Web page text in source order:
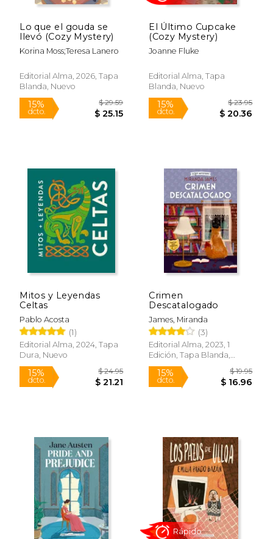
22%
$ 38.24
50%
15% $ 12.95 15%
Rápido
Lo que el gouda se
llevó (Cozy Mystery)
Korina Moss;Teresa Lanero
Editorial Alma, 2026, Tapa
Blanda, Nuevo
El Último Cupcake
(Cozy Mystery)
Joanne Fluke
Editorial Alma, Tapa
Blanda, Nuevo
Mitos y Leyendas
Celtas
Pablo Acosta
(1)
Editorial Alma, 2024, Tapa
Dura, Nuevo
Crimen
Descatalogado
James, Miranda
(3)
Editorial Alma, 2023, 1
Edición, Tapa Blanda,
Nuevo